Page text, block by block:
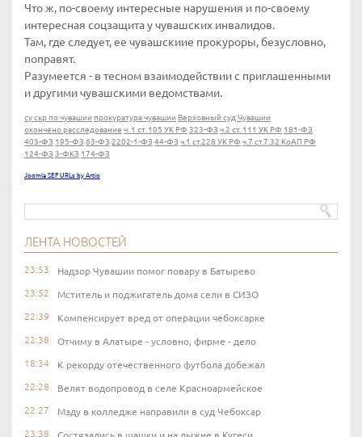
Что ж, по-своему интересные нарушения и по-своему
интересная соцзащита у чувашских инвалидов.
Там, где следует, ее чувашскиие прокуроры, безусловно,
поправят.
Разумеется - в тесном взаимодействии с приглашенными
и другими чувашскими ведомствами.
су скр по чувашии прокуратура чувашии Верховный суд Чувашии
окончено расследование ч. 1 ст. 105 УК РФ 323-ФЗ ч.2 ст. 111 УК РФ 181-ФЗ
403-ФЗ 195-ФЗ 63-ФЗ 2202-1-ФЗ 44-ФЗ ч.1 ст.228 УК РФ ч.7 ст.7.32 КоАП РФ
124-ФЗ 3-ФКЗ 174-ФЗ
Joomla SEF URLs by Artio
ЛЕНТА НОВОСТЕЙ
23:53 Надзор Чувашии помог повару в Батырево
23:52 Мститель и поджигатель дома сели в СИЗО
22:39 Компенсирует вред от операции чебоксарке
22:38 Отчиму в Алатыре - условно, фирме - дело
18:34 К рекорду отечественного футбола добежал
22:28 Велят водопровод в селе Красноармейское
22:27 Мзду в колледже направили в суд Чебоксар
23:38